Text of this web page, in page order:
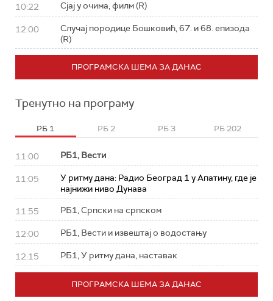
10:22 Сјај у очима, филм (R)
12:00
Случај породице Бошковић, 67. и 68. епизода
(R)
ПРОГРАМСКА ШЕМА ЗА ДАНАС
Тренутно на програму
РБ 1 РБ 2 РБ 3 РБ 202
11:00 РБ1, Вести
11:05
У ритму дана: Радио Београд 1 у Апатину, где је
најнижи ниво Дунава
11:55 РБ1, Српски на српском
12:00 РБ1, Вести и извештај о водостању
12:15 РБ1, У ритму дана, наставак
ПРОГРАМСКА ШЕМА ЗА ДАНАС